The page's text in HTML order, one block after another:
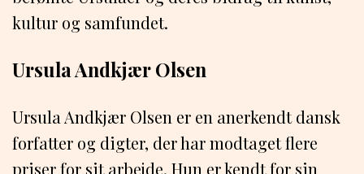
kultur og samfundet.
Ursula Andkjær Olsen
Ursula Andkjær Olsen er en anerkendt dansk
forfatter og digter, der har modtaget flere
priser for sit arbejde. Hun er kendt for sin